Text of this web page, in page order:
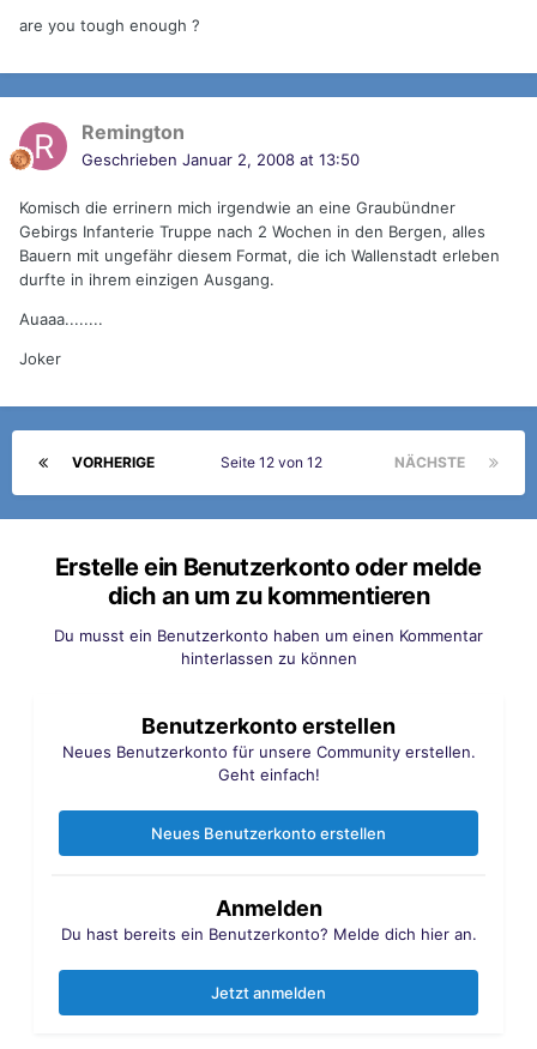
are you tough enough ?
Remington
Geschrieben Januar 2, 2008 at 13:50
Komisch die errinern mich irgendwie an eine Graubündner
Gebirgs Infanterie Truppe nach 2 Wochen in den Bergen, alles
Bauern mit ungefähr diesem Format, die ich Wallenstadt erleben
durfte in ihrem einzigen Ausgang.
Auaaa........
Joker
VORHERIGE NÄCHSTE
Seite 12 von 12
Erstelle ein Benutzerkonto oder melde
dich an um zu kommentieren
Du musst ein Benutzerkonto haben um einen Kommentar
hinterlassen zu können
Benutzerkonto erstellen
Neues Benutzerkonto für unsere Community erstellen.
Geht einfach!
Neues Benutzerkonto erstellen
Anmelden
Du hast bereits ein Benutzerkonto? Melde dich hier an.
Jetzt anmelden